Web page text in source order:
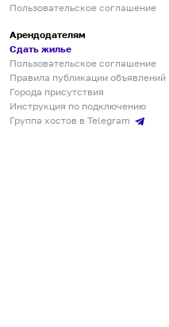
Пользовательское соглашение
Арендодателям
Сдать жилье
Пользовательское соглашение
Правила публикации объявлений
Города присутствия
Инструкция по подключению
Группа хостов в Telegram